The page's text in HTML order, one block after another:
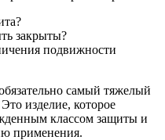
закрыты?
подвижности
самый тяжелый
изделие, которое
классом защиты и
применения.